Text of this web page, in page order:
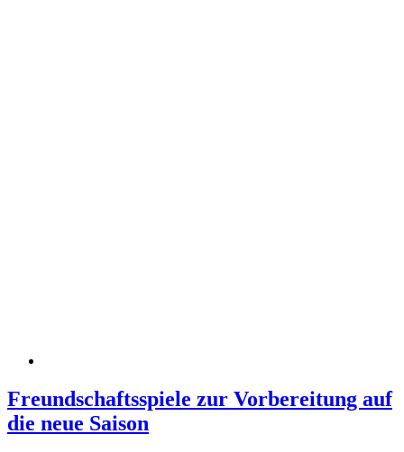
Freundschaftsspiele zur Vorbereitung auf
die neue Saison